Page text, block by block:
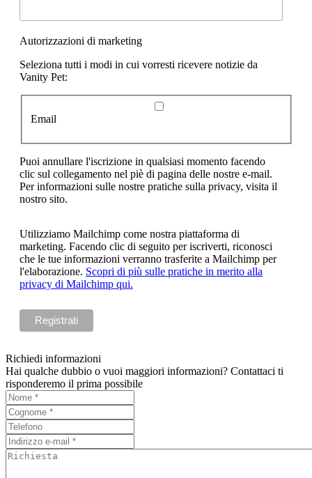
Autorizzazioni di marketing
Seleziona tutti i modi in cui vorresti ricevere notizie da
Vanity Pet:
Email
Puoi annullare l'iscrizione in qualsiasi momento facendo
clic sul collegamento nel piè di pagina delle nostre e-mail.
Per informazioni sulle nostre pratiche sulla privacy, visita il
nostro sito.
Utilizziamo Mailchimp come nostra piattaforma di
marketing. Facendo clic di seguito per iscriverti, riconosci
che le tue informazioni verranno trasferite a Mailchimp per
l'elaborazione. Scopri di più sulle pratiche in merito alla
privacy di Mailchimp qui.
Richiedi informazioni
Hai qualche dubbio o vuoi maggiori informazioni? Contattaci ti
risponderemo il prima possibile